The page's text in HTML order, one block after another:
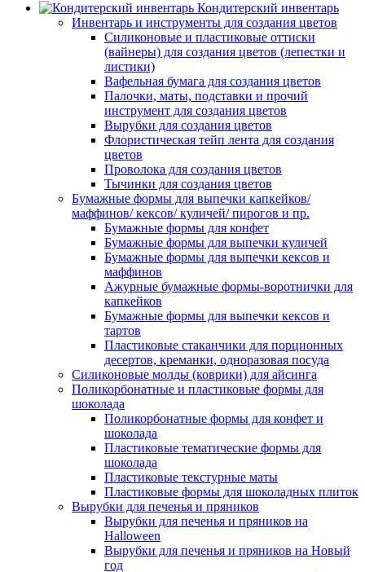
Кондитерский инвентарь
Инвентарь и инструменты для создания цветов
Силиконовые и пластиковые оттиски
(вайнеры) для создания цветов (лепестки и
листики)
Вафельная бумага для создания цветов
Палочки, маты, подставки и прочий
инструмент для создания цветов
Вырубки для создания цветов
Флористическая тейп лента для создания
цветов
Проволока для создания цветов
Тычинки для создания цветов
Бумажные формы для выпечки капкейков/
маффинов/ кексов/ куличей/ пирогов и пр.
Бумажные формы для конфет
Бумажные формы для выпечки куличей
Бумажные формы для выпечки кексов и
маффинов
Ажурные бумажные формы-воротнички для
капкейков
Бумажные формы для выпечки кексов и
тартов
Пластиковые стаканчики для порционных
десертов, креманки, одноразовая посуда
Силиконовые молды (коврики) для айсинга
Поликорбонатные и пластиковые формы для
шоколада
Поликорбонатные формы для конфет и
шоколада
Пластиковые тематические формы для
шоколада
Пластиковые текстурные маты
Пластиковые формы для шоколадных плиток
Вырубки для печенья и пряников
Вырубки для печенья и пряников на
Halloween
Вырубки для печенья и пряников на Новый
год